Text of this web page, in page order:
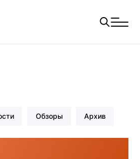
Обзоры Архив